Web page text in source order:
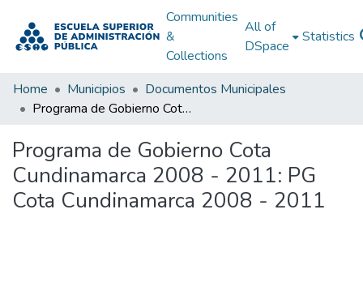
Communities
&
Collections
All of
DSpace
Statistics
Home Municipios
Documentos Municipales
Programa de Gobierno Cota Cundinamarca 2008 - 2011: PG Cota Cundinamarca 2008 - 2011
Programa de Gobierno Cota
Cundinamarca 2008 - 2011: PG
Cota Cundinamarca 2008 - 2011